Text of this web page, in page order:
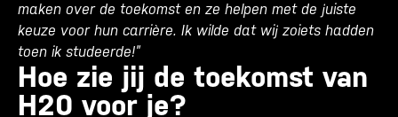
maken over de toekomst en ze helpen met de juiste
keuze voor hun carrière. Ik wilde dat wij zoiets hadden
toen ik studeerde!”
Hoe zie jij de toekomst van
H20 voor je?